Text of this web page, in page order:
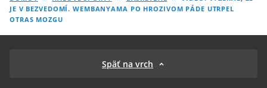
JE V BEZVEDOMÍ. WEMBANYAMA PO HROZIVOM PÁDE UTRPEL
OTRAS MOZGU
Späť na vrch